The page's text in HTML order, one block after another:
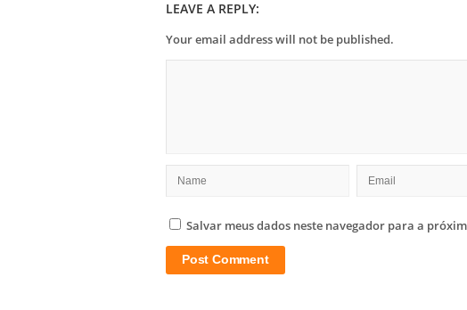
LEAVE A REPLY:
Your email address will not be published.
Salvar meus dados neste navegador para a